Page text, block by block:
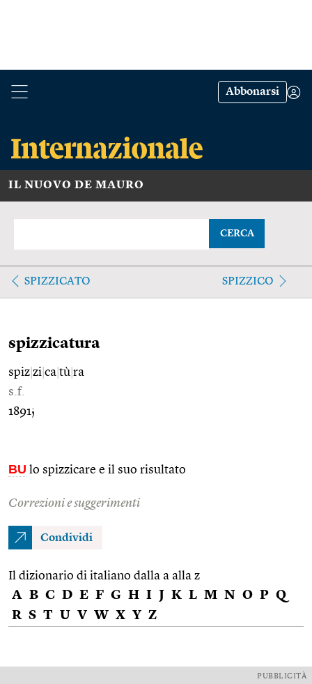
Abbonarsi
IL NUOVO DE MAURO
CERCA
SPIZZICATO SPIZZICO
spizzicatura
spiz zi ca tù ra
s.f.
1891;
BU lo spizzicare e il suo risultato
Correzioni e suggerimenti
Condividi
Il dizionario di italiano dalla a alla z
A B C D E F G H I J K L M N O P Q
R S T U V W X Y Z
PUBBLICITÀ